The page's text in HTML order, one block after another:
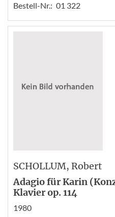
Bestell-Nr.: 01 322
SCHOLLUM, Robert
Adagio für Karin
Klavier op. 114
1980